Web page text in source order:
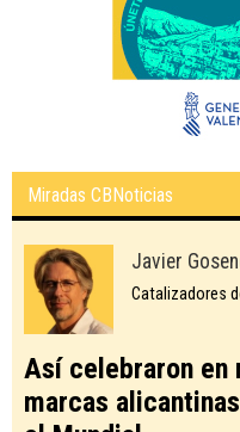
Miradas CBNoticias
Javier
Catalizadores
Así celebraron en
marcas